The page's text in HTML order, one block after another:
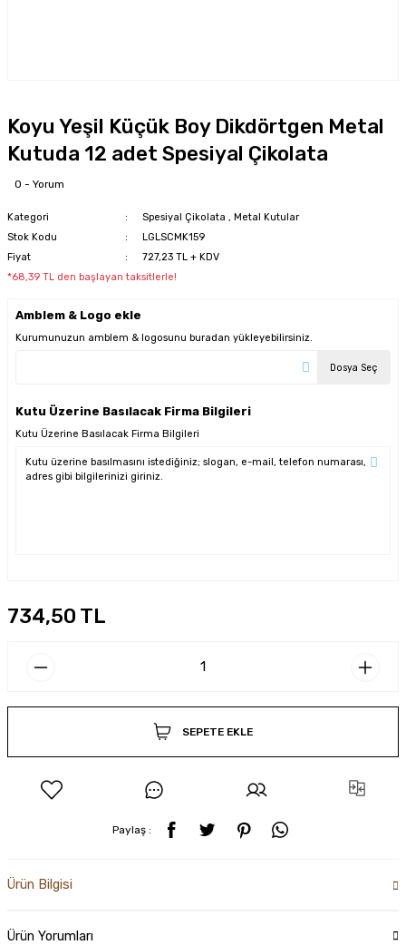
Koyu Yeşil Küçük Boy Dikdörtgen Metal
Kutuda 12 adet Spesiyal Çikolata
0 - Yorum
Kategori Spesiyal Çikolata , Metal Kutular
Stok Kodu
LGLSCMK159
Fiyat
727,23 TL + KDV
*68,39 TL den başlayan taksitlerle!
Amblem & Logo ekle
Kurumunuzun amblem & logosunu buradan yükleyebilirsiniz.
Dosya Seç
Kutu Üzerine Basılacak Firma Bilgileri
Kutu Üzerine Basılacak Firma Bilgileri
734,50 TL
SEPETE EKLE
Paylaş :
Ürün Bilgisi
Ürün Yorumları